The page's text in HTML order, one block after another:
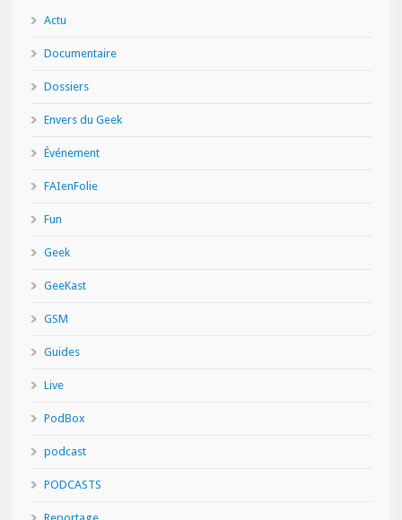
Actu
Documentaire
Dossiers
Envers du Geek
Événement
FAIenFolie
Fun
Geek
GeeKast
GSM
Guides
Live
PodBox
podcast
PODCASTS